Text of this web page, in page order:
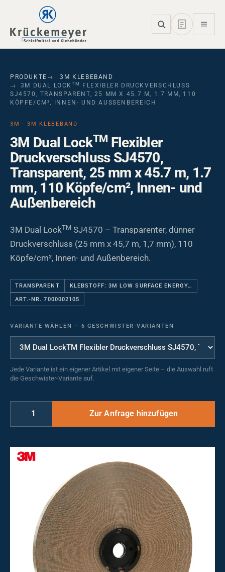
Skip to main navigation
Skip to main content
Skip to page footer
PRODUKTE
3M KLEBEBAND
3M DUAL LOCK TM
FLEXIBLER DRUCKVERSCHLUSS
SJ4570, TRANSPARENT, 25 MM X 45.7 M, 1.7 MM, 110
KÖPFE/CM², INNEN- UND AUSSENBEREICH
3M · 3M KLEBEBAND
3M Dual LockTMFlexibler
Druckverschluss SJ4570,
Transparent, 25 mm x 45.7 m, 1.7
mm, 110 Köpfe/cm², Innen- und
Außenbereich
3M Dual LockTM SJ4570 – Transparenter, dünner
Druckverschluss (25 mm x 45,7 m, 1,7 mm), 110
Köpfe/cm², Innen- und Außenbereich.
TRANSPARENT KLEBSTOFF: 3M LOW SURFACE ENERGY…
ART.-NR. 7000002105
VARIANTE WÄHLEN — 6 GESCHWISTER-VARIANTEN
Jede Variante ist ein eigener Artikel mit eigener Seite – die Auswahl ruft
die Geschwister-Variante auf.